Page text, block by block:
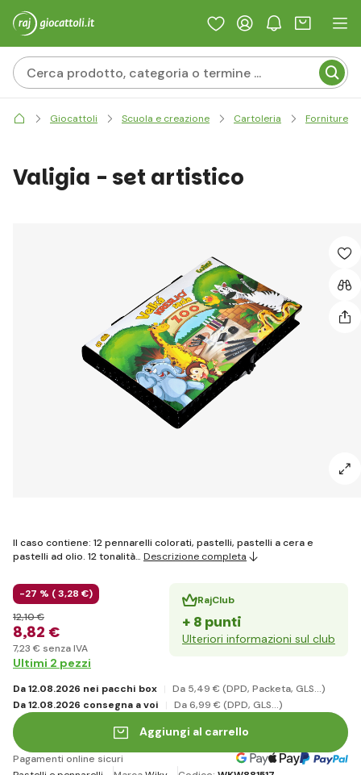
Giocattoli Scuola e creazione Cartoleria Forniture
Valigia - set artistico
Il caso contiene: 12 pennarelli colorati, pastelli, pastelli a cera e
pastelli ad olio. 12 tonalità… Descrizione completa
-27 % (3,28 €)
8,82 €
12,10 €
7,23 € senza IVA
RajClub
+ 8 punti
Ulteriori informazioni sul club
Ultimi 2 pezzi
Da 12.08.2026 nei pacchi box Da 5,49 € (DPD, Packeta, GLS...)
Da 12.08.2026 consegna a voi
Da 6,99 € (DPD, GLS...)
Aggiungi al carrello
Pagamenti online sicuri